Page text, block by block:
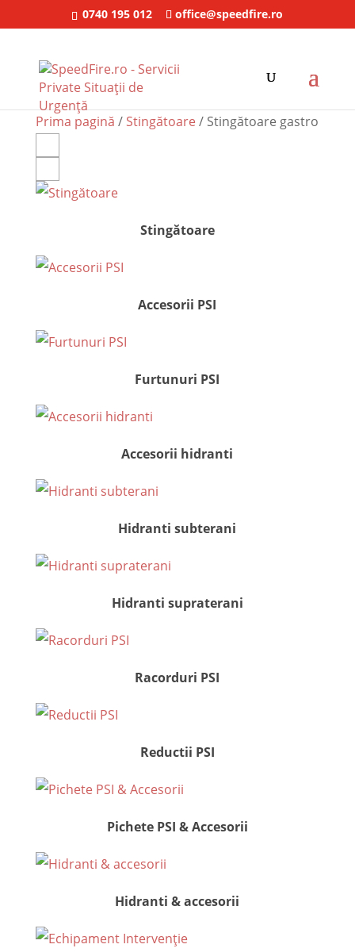
0740 195 012 office@speedfire.ro
Prima pagină / Stingătoare / Stingătoare gastro
Stingătoare
Accesorii PSI
Furtunuri PSI
Accesorii hidranti
Hidranti subterani
Hidranti supraterani
Racorduri PSI
Reductii PSI
Pichete PSI & Accesorii
Hidranti & accesorii
Sale
Sale